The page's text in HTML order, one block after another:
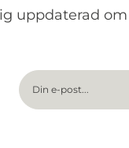
uppdaterad